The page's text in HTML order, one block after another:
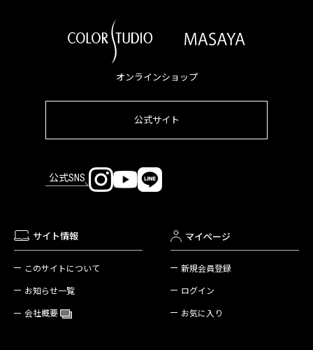
オンラインショップ
公式サイト
公式SNS
サイト情報
このサイトについて
お知らせ一覧
会社概要
マイページ
新規会員登録
ログイン
お気に入り